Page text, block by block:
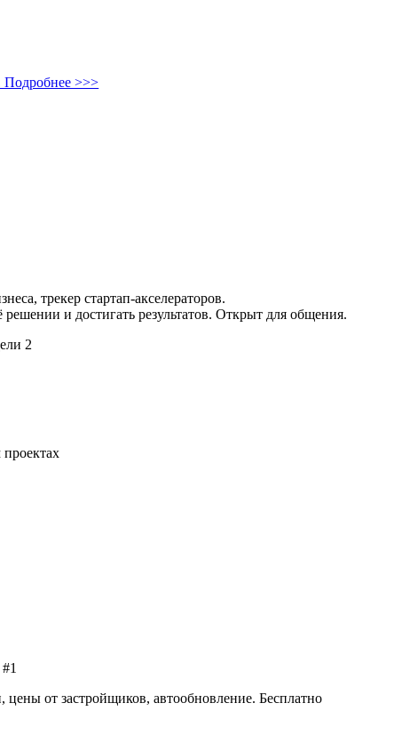
Подробнее >>>
трекер стартап-акселераторов.
и достигать результатов. Открыт для общения.
2
от застройщиков, автообновление. Бесплатно